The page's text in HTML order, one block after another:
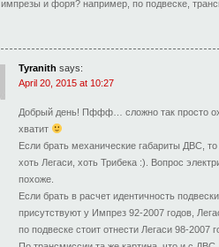
импрезы и форя? например, по подвеске,
Tyranith says:
April 20, 2015 at 10:27
Добрый день! Пффф… сложно так просто
хватит
Если брать механические габариты ДВС,
хоть Легаси, хоть Трибека :). Вопрос
похоже.
Если брать в расчет идентичность
присутствуют у Импрез 92-2007 годов,
по подвеске стоит отнести Легаси 98-2007